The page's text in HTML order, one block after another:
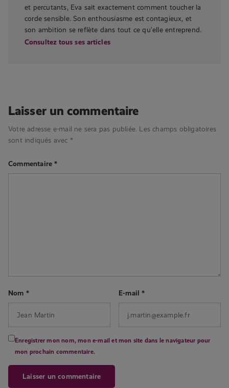
et percutants, Eva sait exactement comment toucher la
corde sensible. Son enthousiasme est contagieux, et
son ambition se reflète dans tout ce qu’elle entreprend.
Consultez tous ses articles
Laisser un commentaire
Votre adresse e-mail ne sera pas publiée. Les champs obligatoires
sont indiqués avec *
Commentaire*
Nom * E-mail*
Enregistrer mon nom, mon e-mail et mon site dans le navigateur pour
mon prochain commentaire.